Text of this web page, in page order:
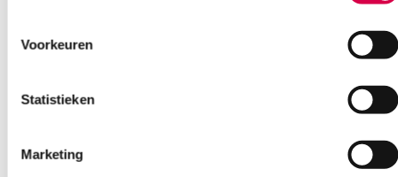
Voorkeuren
Statistieken
Marketing
Vaak gekocht in combinatie